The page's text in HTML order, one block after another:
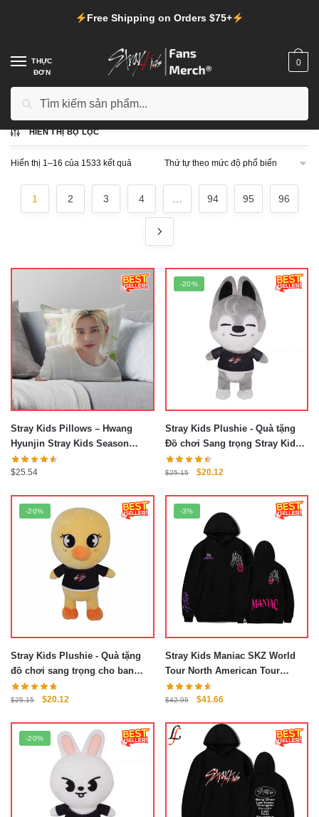
hướng
nội
Free Shipping on Orders $75+
THỰC
ĐƠN
kiếm:
0
Trang chủ / Cửa hàng
HIỂN THỊ BỘ LỌC
Hiển thị 1–16 của 1533 kết quả
theo
mức
phổ
1 2 3 4 94 95 96
Stray Kids Pillows – Hwang
Hyunjin Stray Kids Season
Greetings 2021 Throw Pillow
$25.54
-20%
Stray Kids Plushie - Quà tặng
Đồ chơi Sang trọng Stray Kids
Plushies
$25.15
Giá
là:
$25.15.
$20.12Giá
tại
là:
$20.12.
-20%
Stray Kids Plushie - Quà tặng
đồ chơi sang trọng cho ban
nhạc Kpop
$25.15
Giá
là:
$25.15.
$20.12
tại
là:
$20.12.
-3%
Stray Kids Maniac SKZ World
Tour North American Tour
Hoodie
$42.95
Giá
là:
$42.95.
$41.66Giá
tại
$41.66.
-20%